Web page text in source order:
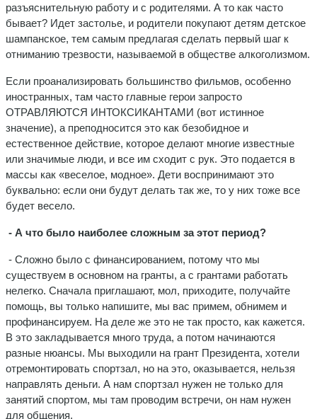
разъяснительную работу и с родителями. А то как часто
бывает? Идет застолье, и родители покупают детям детское
шампанское, тем самым предлагая сделать первый шаг к
отниманию трезвости, называемой в обществе алкоголизмом.
Если проанализировать большинство фильмов, особенно
иностранных, там часто главные герои запросто
ОТРАВЛЯЮТСЯ ИНТОКСИКАНТАМИ (вот истинное
значение), а преподносится это как безобидное и
естественное действие, которое делают многие известные
или значимые люди, и все им сходит с рук. Это подается в
массы как «веселое, модное». Дети воспринимают это
буквально: если они будут делать так же, то у них тоже все
будет весело.
- А что было наиболее сложным за этот период?
- Сложно было с финансированием, потому что мы
существуем в основном на гранты, а с грантами работать
нелегко. Сначала приглашают, мол, приходите, получайте
помощь, вы только напишите, мы вас примем, обнимем и
профинансируем. На деле же это не так просто, как кажется.
В это закладывается много труда, а потом начинаются
разные нюансы. Мы выходили на грант Президента, хотели
отремонтировать спортзал, но на это, оказывается, нельзя
направлять деньги. А нам спортзал нужен не только для
занятий спортом, мы там проводим встречи, он нам нужен
для общения.